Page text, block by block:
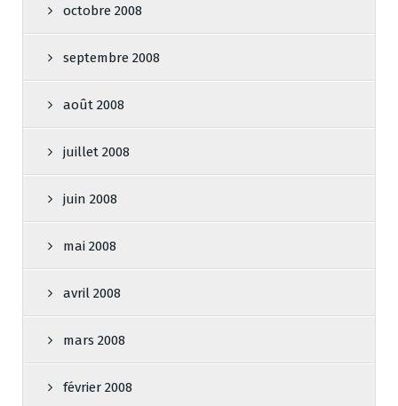
octobre 2008
septembre 2008
août 2008
juillet 2008
juin 2008
mai 2008
avril 2008
mars 2008
février 2008